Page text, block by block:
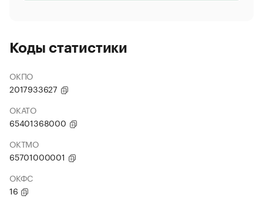
Коды статистики
ОКПО
2017933627
ОКАТО
65401368000
ОКТМО
65701000001
ОКФС
16